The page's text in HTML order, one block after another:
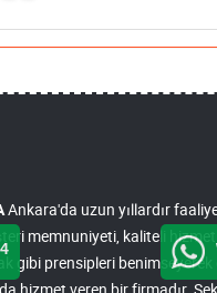
Ankara'da uzun yıllardır
memnuniyeti, kaliteli hizmet
gibi prensipleri